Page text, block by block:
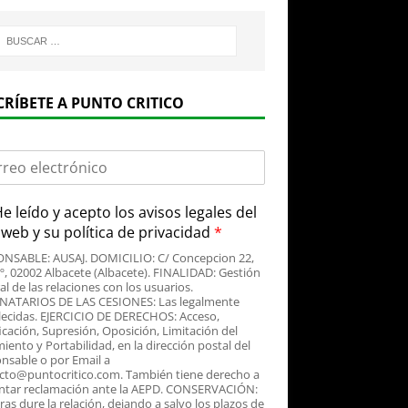
A PUNTO CRITICO
leído y acepto los avisos legales del
y su política de privacidad *
AUSAJ. DOMICILIO: C/ Concepcion 22,
02002 Albacete (Albacete). FINALIDAD: Gestión
de las relaciones con los usuarios.
DE LAS CESIONES: Las legalmente
EJERCICIO DE DERECHOS: Acceso,
Supresión, Oposición, Limitación del
y Portabilidad, en la dirección postal del
o por Email a
También tiene derecho a
reclamación ante la AEPD. CONSERVACIÓN:
dure la relación, dejando a salvo los plazos de